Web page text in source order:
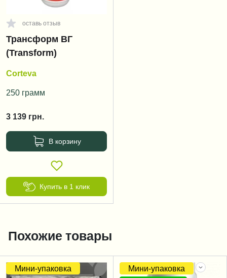
оставь отзыв
Трансформ ВГ
(Transform)
Corteva
250 грамм
3 139 грн.
В корзину
Купить в 1 клик
Похожие товары
Мини-упаковка
Мини-упаковка